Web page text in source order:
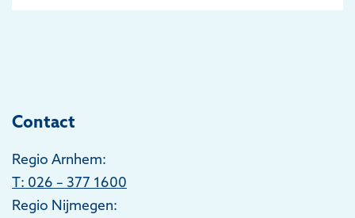
Contact
Regio Arnhem:
T: 026 – 377 1600
Regio Nijmegen: